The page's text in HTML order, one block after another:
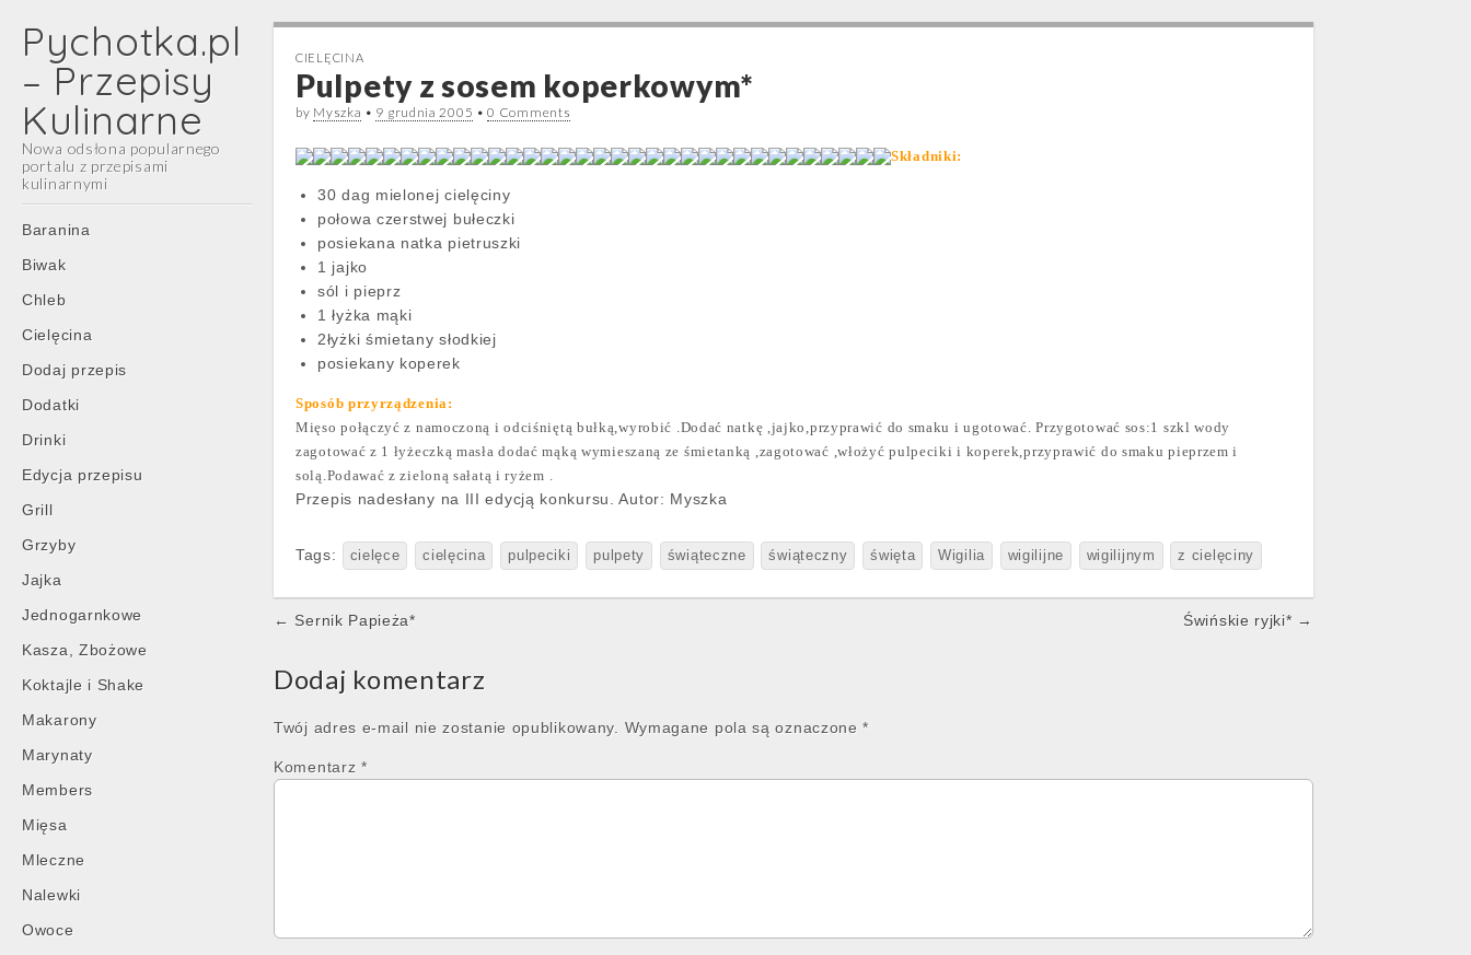
Pychotka.pl
– Przepisy
Kulinarne
Nowa odsłona popularnego
portalu z przepisami
kulinarnymi
Main
menu
Skip
content
Baranina
Biwak
Chleb
Cielęcina
Dodaj przepis
Dodatki
Drinki
Edycja przepisu
Grill
Grzyby
Jajka
Jednogarnkowe
Kasza, Zbożowe
Koktajle i Shake
Makarony
Marynaty
Members
Mięsa
Mleczne
Nalewki
Owoce
CIELĘCINA
Pulpety z sosem koperkowym*
by Myszka • 9 grudnia 2005 •0 Comments
Składniki:
30 dag mielonej cielęciny
połowa czerstwej bułeczki
posiekana natka pietruszki
1 jajko
sól i pieprz
1 łyżka mąki
2łyżki śmietany słodkiej
posiekany koperek
Sposób przyrządzenia:
Mięso połączyć z namoczoną i odciśniętą bułką,wyrobić .Dodać natkę ,jajko,przyprawić do smaku i ugotować. Przygotować sos:1 szkl wody
zagotować z 1 łyżeczką masła dodać mąką wymieszaną ze śmietanką ,zagotować ,włożyć pulpeciki i koperek,przyprawić do smaku pieprzem i
solą.Podawać z zieloną sałatą i ryżem .
Przepis nadesłany na III edycją konkursu. Autor: Myszka
Tags: cielęce cielęcina pulpeciki pulpety świąteczne świąteczny święta Wigilia wigilijne wigilijnym z cielęciny
Post
← Sernik Papieża* Świńskie ryjki* →
Dodaj komentarz
Twój adres e-mail nie zostanie opublikowany. Wymagane pola są oznaczone*
Komentarz *